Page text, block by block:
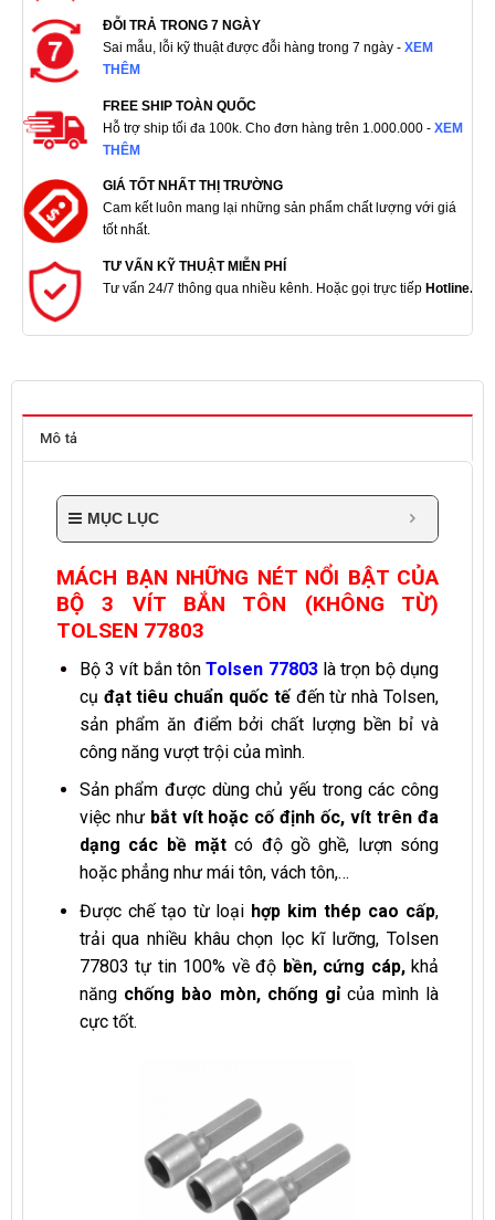
ĐỖI TRẢ TRONG 7 NGÀY
Sai mẫu, lỗi kỹ thuật được đỗi hàng trong 7 ngày - XEM
THÊM
FREE SHIP TOÀN QUỐC
Hỗ trợ ship tối đa 100k. Cho đơn hàng trên 1.000.000 - XEM
THÊM
GIÁ TỐT NHẤT THỊ TRƯỜNG
Cam kết luôn mang lại những sản phẩm chất lượng với giá
tốt nhất.
TƯ VẤN KỸ THUẬT MIỄN PHÍ
Tư vấn 24/7 thông qua nhiều kênh. Hoặc gọi trực tiếp Hotline.
Mô tả
MỤC LỤC
MÁCH BẠN NHỮNG NÉT NỔI BẬT CỦA
BỘ 3 VÍT BẮN TÔN (KHÔNG TỪ)
TOLSEN 77803
Bộ 3 vít bắn tônTolsen 77803là trọn bộ dụng
cụ đạt tiêu chuẩn quốc tếđến từ nhà Tolsen,
sản phẩm ăn điểm bởi chất lượng bền bỉ và
công năng vượt trội của mình.
Sản phẩm được dùng chủ yếu trong các công
việc như bắt vít hoặc cố định ốc, vít trên đa
dạng các bề mặtcó độ gồ ghề, lượn sóng
hoặc phẳng như mái tôn, vách tôn,…
Được chế tạo từ loại hợp kim thép cao cấp,
trải qua nhiều khâu chọn lọc kĩ lưỡng, Tolsen
77803 tự tin 100% về độ bền, cứng cáp,khả
năngchống bào mòn, chống gỉcủa mình là
cực tốt.